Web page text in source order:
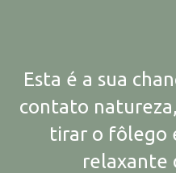
Esta é a sua
contato
tirar o fôlego
relaxante